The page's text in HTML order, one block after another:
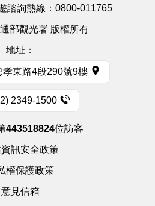
諮詢熱線： 0800-011765
部觀光署 版權所有
地址：
東路4段290號9樓
2349-1500
443518824位訪客
訊安全政策
權保護政策
意見信箱